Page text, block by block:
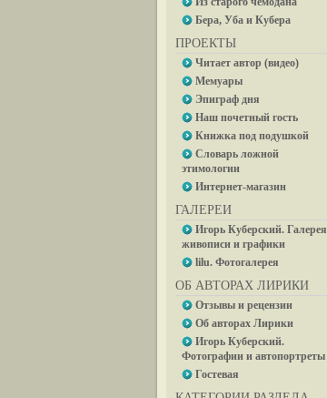
Бера, Уба и Кубера
ПРОЕКТЫ
Читает автор (видео)
Мемуары
Эпиграф дня
Наш почетный гость
Книжка под подушкой
Словарь ложной
этимологии
Интернет-магазин
ГАЛЕРЕИ
Игорь Куберский. Галерея
живописи и графики
lilu. Фотогалерея
ОБ АВТОРАХ ЛИРИКИ
Отзывы и рецензии
Об авторах Лирики
Игорь Куберский.
Фотографии и автопортреты
Гостевая